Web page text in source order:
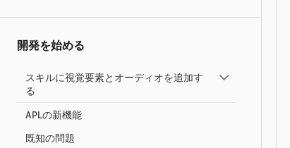
開発を始める
スキルに視覚要素とオーディオを追加す
る
APLの新機能
既知の問題